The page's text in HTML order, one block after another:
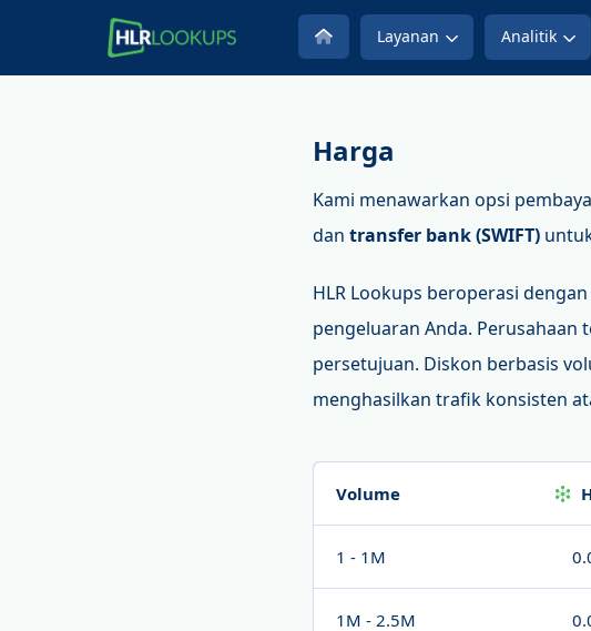
Layanan Analitik
Harga
Kami menawarkan opsi
dan transfer bank (SWIFT)
HLR Lookups beroperasi
pengeluaran Anda.
persetujuan. Diskon berbasis
menghasilkan trafik konsisten
Volume
1 - 1M
1M - 2.5M